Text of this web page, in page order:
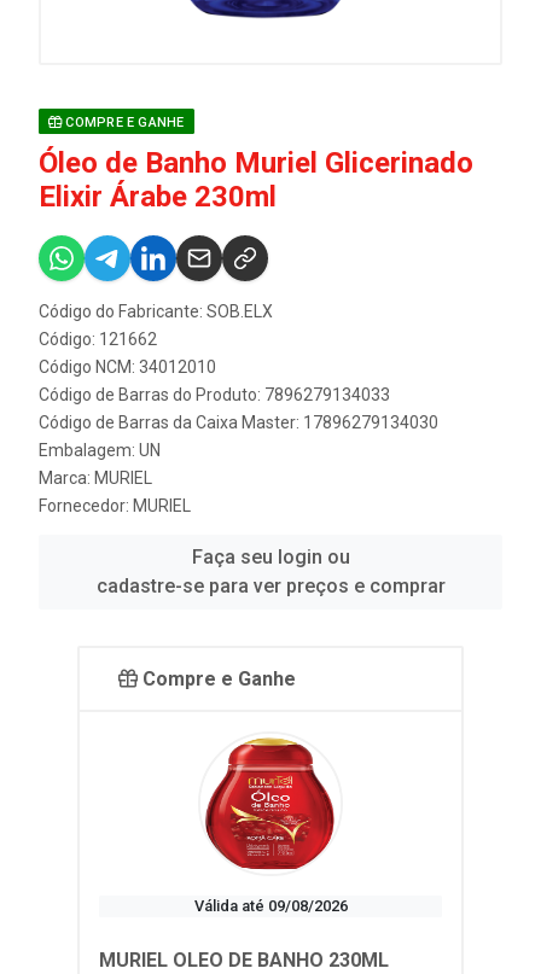
COMPRE E GANHE
Óleo de Banho Muriel Glicerinado
Elixir Árabe 230ml
Código do Fabricante: SOB.ELX
Código: 121662
Código NCM: 34012010
Código de Barras do Produto: 7896279134033
Código de Barras da Caixa Master: 17896279134030
Embalagem: UN
Marca: MURIEL
Fornecedor: MURIEL
Faça seu login ou
cadastre-se para ver preços e comprar
Compre e Ganhe
Válida até 09/08/2026
MURIEL OLEO DE BANHO 230ML